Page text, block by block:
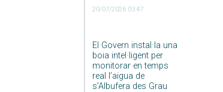
20/07/2026 03:47
El Govern instal·la una
boia intel·ligent per
monitorar en temps
real l’aigua de
s’Albufera des Grau